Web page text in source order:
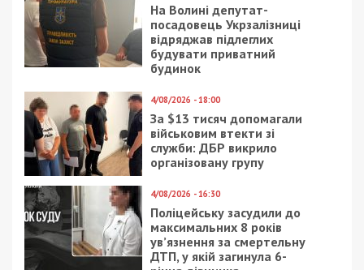
На Волині депутат-
посадовець Укрзалізниці
відряджав підлеглих
будувати приватний
будинок
4/08/2026 - 18:00
За $13 тисяч допомагали
військовим втекти зі
служби: ДБР викрило
організовану групу
4/08/2026 - 16:30
Поліцейську засудили до
максимальних 8 років
ув’язнення за смертельну
ДТП, у якій загинула 6-